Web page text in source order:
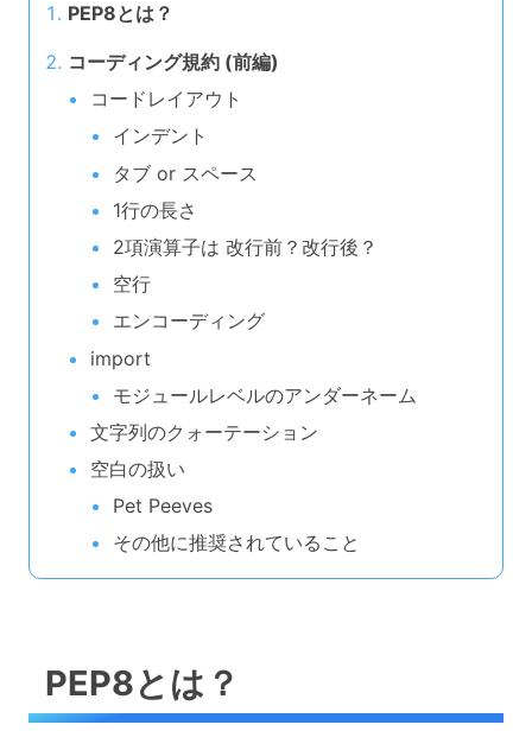
PEP8とは？
コーディング規約 (前編)
コードレイアウト
インデント
タブ or スペース
1行の長さ
2項演算子は 改行前？改行後？
空行
エンコーディング
import
モジュールレベルのアンダーネーム
文字列のクォーテーション
空白の扱い
Pet Peeves
その他に推奨されていること
PEP8とは？